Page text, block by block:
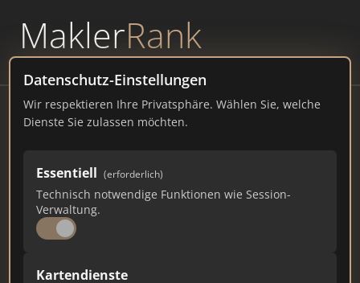
MaklerRank
powered byWAVEPOINT
Datenschutz-Einstellungen
Wir respektieren Ihre Privatsphäre. Wählen Sie, welche
Dienste Sie zulassen möchten.
Essentiell (erforderlich)
Technisch notwendige Funktionen wie Session-
Verwaltung.
Kartendienste
KN-Immobilien mit Herz
kn-immobilienmitherz.de
26